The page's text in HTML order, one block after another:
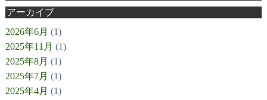
アーカイブ
2026年6月 (1)
2025年11月 (1)
2025年8月 (1)
2025年7月 (1)
2025年4月 (1)